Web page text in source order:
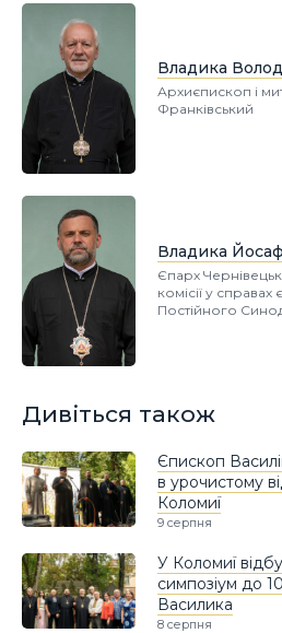
Владика
Архиєпископ і
Франківський
Владика
Єпарх
комісії у справах
Постійного
Дивіться також
Єпископ
в урочистому
Коломиї
9 серпня
У Коломиї
симпозіум до
Василика
8 серпня